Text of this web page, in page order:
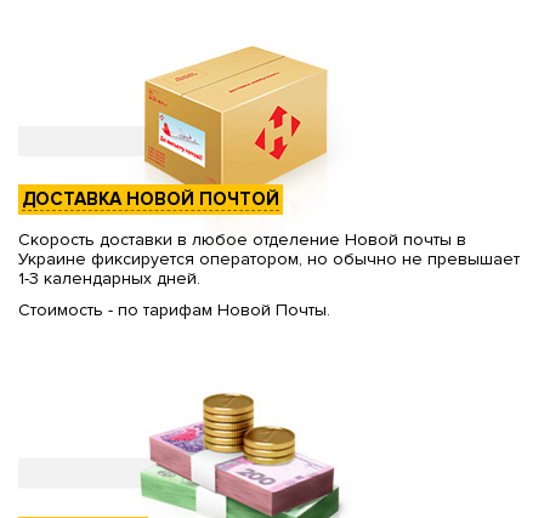
ДОСТАВКА НОВОЙ ПОЧТОЙ
Скорость доставки в любое отделение Новой почты в
Украине фиксируется оператором, но обычно не превышает
1-3 календарных дней.
Стоимость - по тарифам Новой Почты.